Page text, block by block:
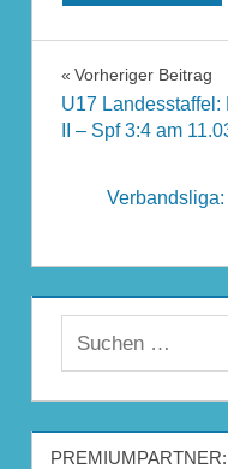
Vorheriger Beitrag
U17
II – Spf 3:4 am
PREMIUMPARTNER: